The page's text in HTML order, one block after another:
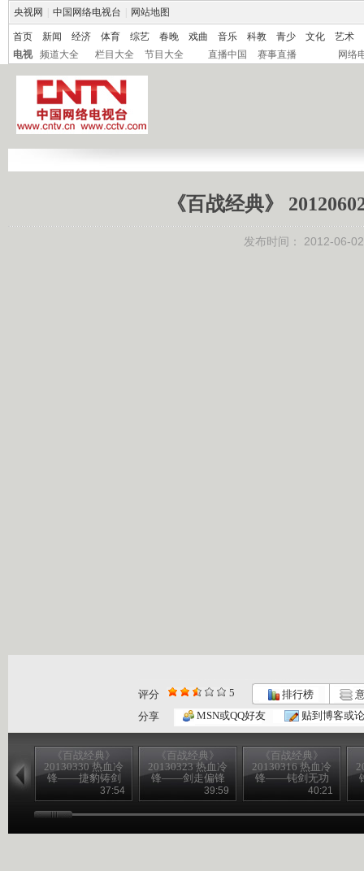
央视网 中国网络电视台 网站地图
首页 新闻 经济 体育 综艺 春晚 戏曲 音乐 科教 青少 文化
艺术
电视
频道大全 栏目大全 节目大全 直播中国 赛事直播 网络
《百战经典》
发布时间： 2012-06-
评分 5 排行榜
分享
MSN或QQ好友 贴到博客或
《百战经典》
20130330 热血冷
锋——捷豹铸剑
37:54
《百战经典》
20130323 热血冷
锋——剑走偏锋
39:59
《百战经典》
20130316 热血冷
锋——钝剑无功
40:21